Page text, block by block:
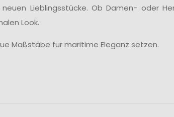
Lieblingsstücke. Ob Damen- oder
Look.
Maßstäbe für maritime Eleganz setzen.